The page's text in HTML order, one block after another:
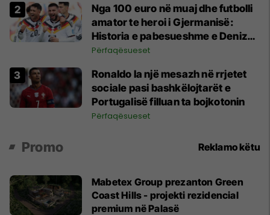
Nga 100 euro në muaj dhe futbolli
amator te heroi i Gjermanisë:
Historia e pabesueshme e Deniz
Undav që refuzoi të dorëzohej
Përfaqësueset
Ronaldo la një mesazh në rrjetet
sociale pasi bashkëlojtarët e
Portugalisë filluan ta bojkotonin
Përfaqësueset
Promo Reklamo këtu
Mabetex Group prezanton Green
Coast Hills - projekti rezidencial
premium në Palasë